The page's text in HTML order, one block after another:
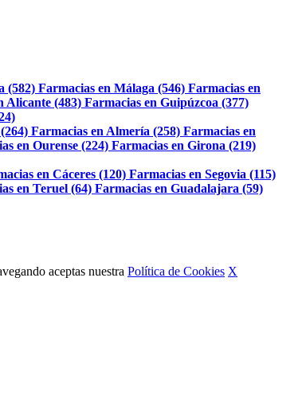
(582) Farmacias en Málaga (546) Farmacias en
Alicante (483) Farmacias en Guipúzcoa (377)
Farmacias en Almería (258) Farmacias en
en Ourense (224) Farmacias en Girona (219)
en Cáceres (120) Farmacias en Segovia (115)
en Teruel (64) Farmacias en Guadalajara (59)
aceptas nuestra Política de Cookies X